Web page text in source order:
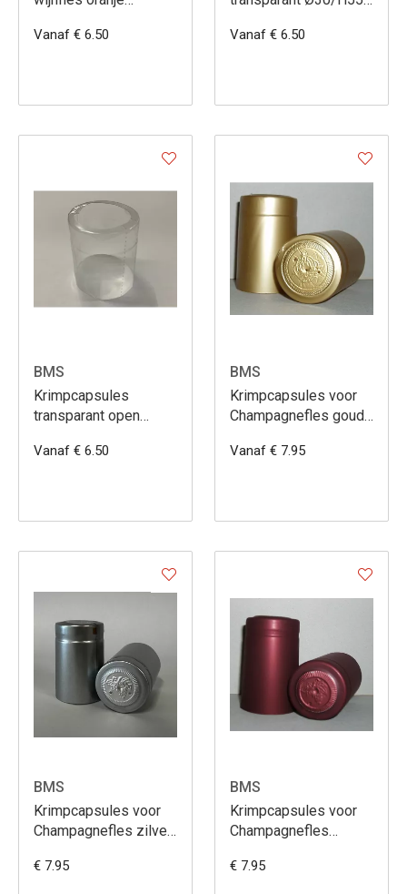
Vanaf € 6.50 Vanaf € 6.50
BMS
Krimpcapsules
transparant open
rand 100st
Vanaf € 6.50
BMS
Krimpcapsules voor
Champagnefles goud
Vanaf € 7.95
BMS
Krimpcapsules voor
Champagnefles zilver
€ 7.95
BMS
Krimpcapsules voor
Champagnefles
€ 7.95